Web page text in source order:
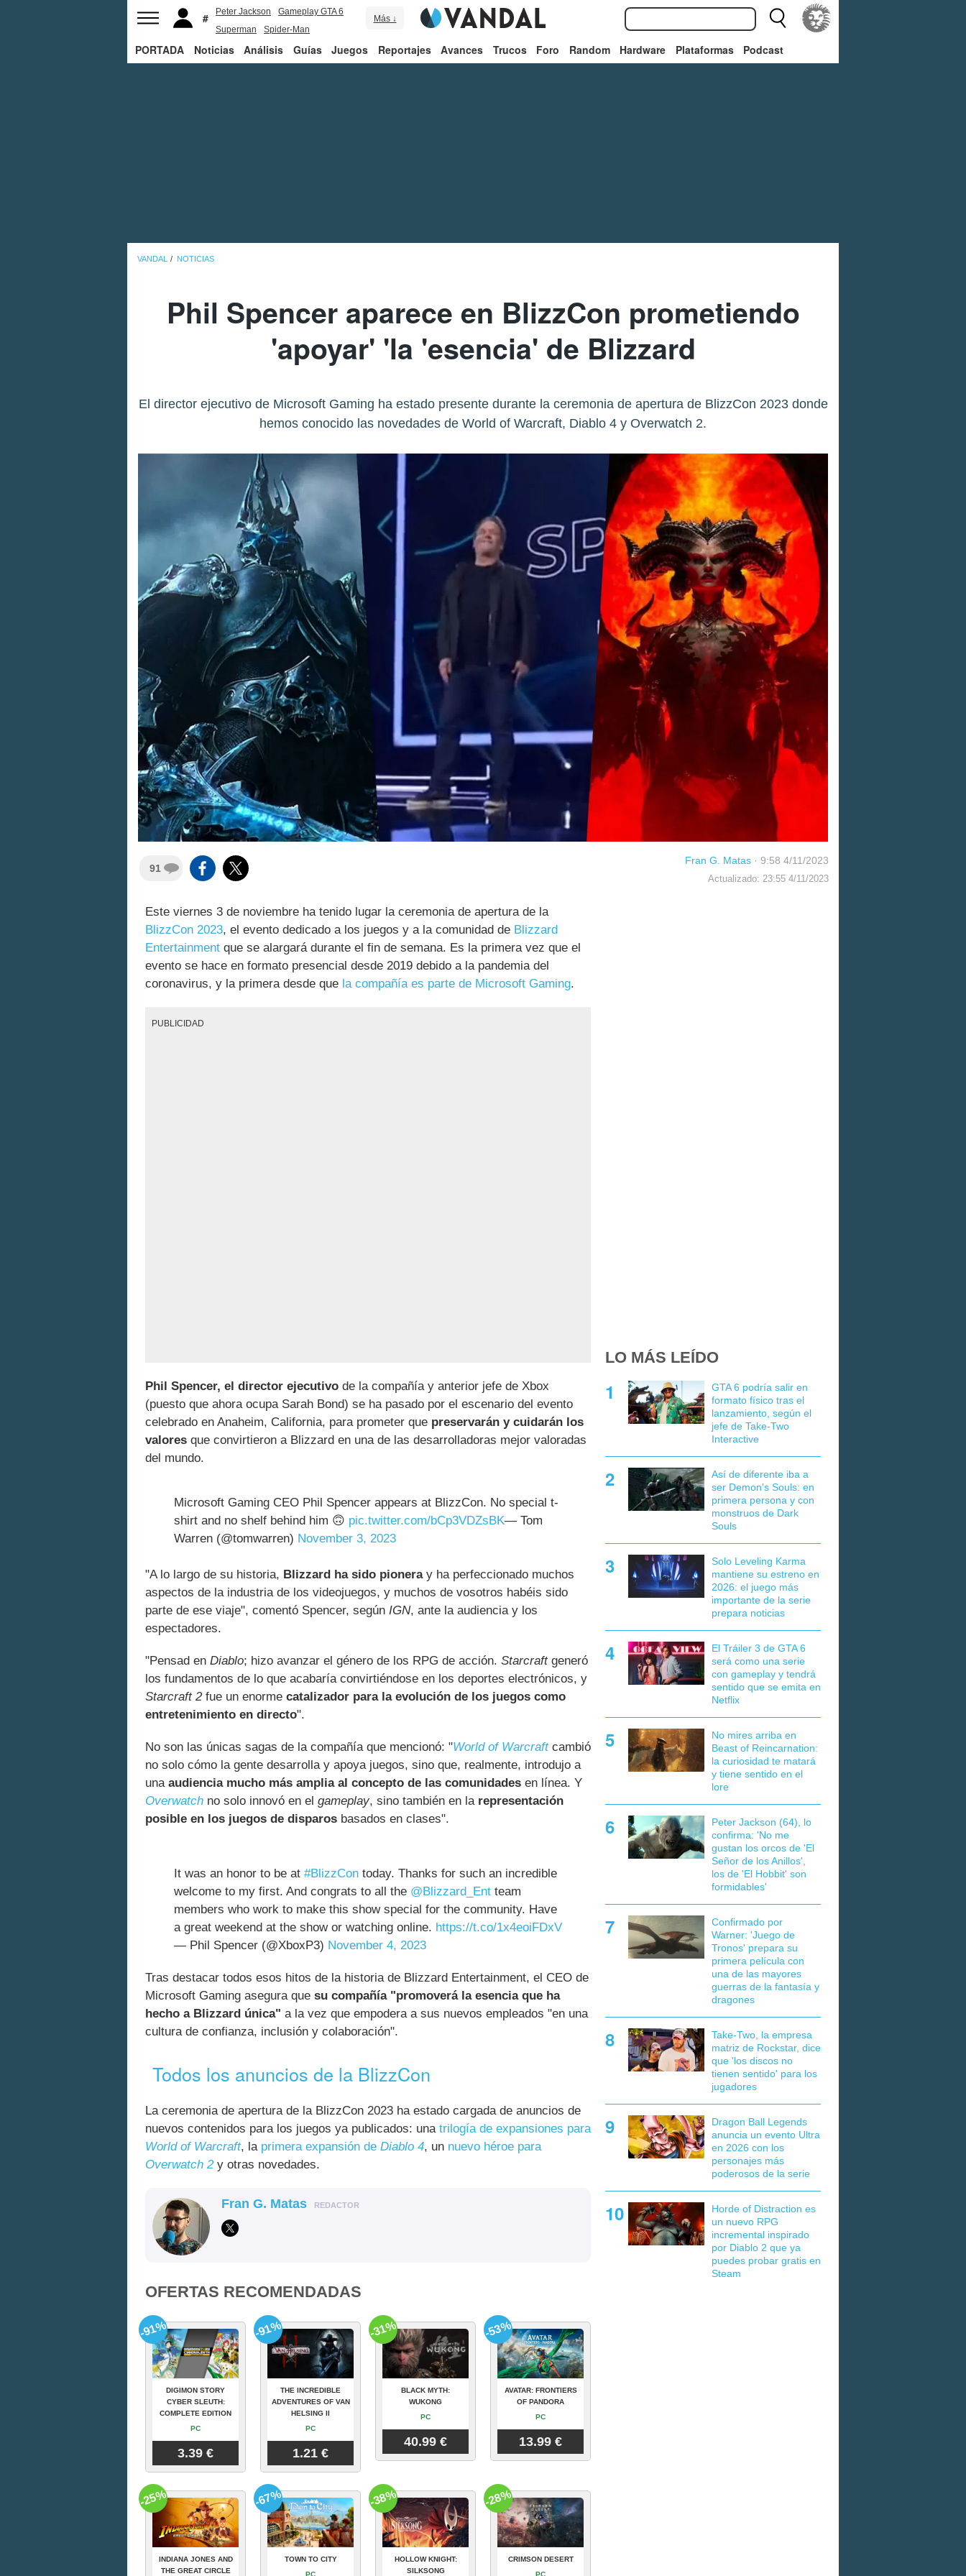
Peter Jackson
Gameplay GTA 6
Superman
Spider-Man
Más ↓
PORTADA Noticias Análisis Guías Juegos Reportajes Avances Trucos Foro Random Hardware Plataformas Podcast
VANDAL NOTICIAS
Phil Spencer aparece en BlizzCon prometiendo
'apoyar' 'la 'esencia' de Blizzard
El director ejecutivo de Microsoft Gaming ha estado presente durante la ceremonia de apertura de BlizzCon 2023 donde
hemos conocido las novedades de World of Warcraft, Diablo 4 y Overwatch 2.
91
Fran G. Matas · 9:58 4/11/2023
Actualizado: 23:55 4/11/2023
Este viernes 3 de noviembre ha tenido lugar la ceremonia de apertura de la
BlizzCon 2023, el evento dedicado a los juegos y a la comunidad de Blizzard
Entertainment que se alargará durante el fin de semana. Es la primera vez que el
evento se hace en formato presencial desde 2019 debido a la pandemia del
coronavirus, y la primera desde que la compañía es parte de Microsoft Gaming.
PUBLICIDAD
Phil Spencer, el director ejecutivo de la compañía y anterior jefe de Xbox
(puesto que ahora ocupa Sarah Bond) se ha pasado por el escenario del evento
celebrado en Anaheim, California, para prometer que preservarán y cuidarán los
valores que convirtieron a Blizzard en una de las desarrolladoras mejor valoradas
del mundo.
Microsoft Gaming CEO Phil Spencer appears at BlizzCon. No special t-
shirt and no shelf behind him 🙃 pic.twitter.com/bCp3VDZsBK— Tom
Warren (@tomwarren) November 3, 2023
"A lo largo de su historia, Blizzard ha sido pioneray ha perfeccionado muchos
aspectos de la industria de los videojuegos, y muchos de vosotros habéis sido
parte de ese viaje", comentó Spencer, según IGN, ante la audiencia y los
espectadores.
"Pensad en Diablo; hizo avanzar el género de los RPG de acción. Starcraftgeneró
los fundamentos de lo que acabaría convirtiéndose en los deportes electrónicos, y
Starcraft 2fue un enorme catalizador para la evolución de los juegos como
entretenimiento en directo".
No son las únicas sagas de la compañía que mencionó: "World of Warcraftcambió
no solo cómo la gente desarrolla y apoya juegos, sino que, realmente, introdujo a
una audiencia mucho más amplia al concepto de las comunidades en línea. Y
Overwatch no solo innovó en el gameplay, sino también en la representación
posible en los juegos de disparos basados en clases".
It was an honor to be at #BlizzCon today. Thanks for such an incredible
welcome to my first. And congrats to all the @Blizzard_Ent team
members who work to make this show special for the community. Have
a great weekend at the show or watching online. https://t.co/1x4eoiFDxV
— Phil Spencer (@XboxP3) November 4, 2023
Tras destacar todos esos hitos de la historia de Blizzard Entertainment, el CEO de
Microsoft Gaming asegura que su compañía "promoverá la esencia que ha
hecho a Blizzard única" a la vez que empodera a sus nuevos empleados "en una
cultura de confianza, inclusión y colaboración".
Todos los anuncios de la BlizzCon
La ceremonia de apertura de la BlizzCon 2023 ha estado cargada de anuncios de
nuevos contenidos para los juegos ya publicados: una trilogía de expansiones para
World of Warcraft, la primera expansión de Diablo 4, un nuevo héroe para
Overwatch 2y otras novedades.
Fran G. Matas REDACTOR
OFERTAS RECOMENDADAS
DIGIMON STORY
CYBER SLEUTH:
COMPLETE EDITION
PC
3.39 €
-91%
THE INCREDIBLE
ADVENTURES OF VAN
HELSING II
PC
1.21 €
-91%
BLACK MYTH:
WUKONG
PC
40.99 €
-31%
AVATAR: FRONTIERS
OF PANDORA
PC
13.99 €
-53%
INDIANA JONES AND
THE GREAT CIRCLE
-25%
TOWN TO CITY
-67%
HOLLOW KNIGHT:
SILKSONG
-38%
CRIMSON DESERT
-28%
LO MÁS LEÍDO
GTA 6 podría salir en
formato físico tras el
lanzamiento, según el
jefe de Take-Two
Interactive
Así de diferente iba a
ser Demon's Souls: en
primera persona y con
monstruos de Dark
Souls
Solo Leveling Karma
mantiene su estreno en
2026: el juego más
importante de la serie
prepara noticias
El Tráiler 3 de GTA 6
será como una serie
con gameplay y tendrá
sentido que se emita en
Netflix
No mires arriba en
Beast of Reincarnation:
la curiosidad te matará
y tiene sentido en el
lore
Peter Jackson (64), lo
confirma: 'No me
gustan los orcos de 'El
Señor de los Anillos',
los de 'El Hobbit' son
formidables'
Confirmado por
Warner: 'Juego de
Tronos' prepara su
primera película con
una de las mayores
guerras de la fantasía y
dragones
Take-Two, la empresa
matriz de Rockstar, dice
que 'los discos no
tienen sentido' para los
jugadores
Dragon Ball Legends
anuncia un evento Ultra
en 2026 con los
personajes más
poderosos de la serie
Horde of Distraction es
un nuevo RPG
incremental inspirado
por Diablo 2 que ya
puedes probar gratis en
Steam